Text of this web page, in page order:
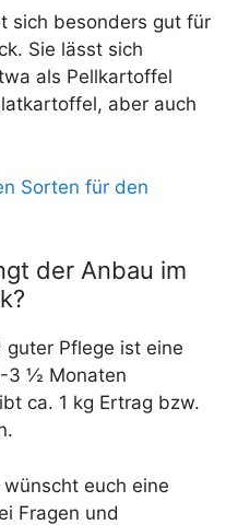
sich besonders gut für
Sie lässt sich
als Pellkartoffel
aber auch
Sorten für den
der Anbau im
guter Pflege ist eine
3 ½ Monaten
ca. 1 kg Ertrag bzw.
euch eine
Fragen und